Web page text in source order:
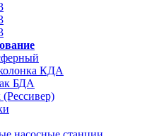
КДА
БДА